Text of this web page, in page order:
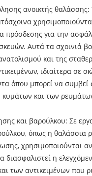
ανοικτής θαλάσσης:
πρόσδεσης για την
Αυτά τα σχοινιά
και της
ιδιαίτερα σε
όπου μπορεί να
και των
και βαρούλκου: Σε
όπως η θαλάσσια
χρησιμοποιούνται
διασφαλιστεί η
των αντικειμένων που